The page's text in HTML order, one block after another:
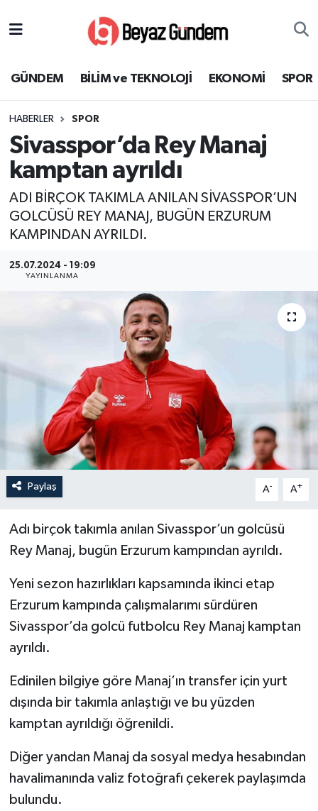
GÜNDEM BİLİM ve TEKNOLOJİ EKONOMİ SPOR
HABERLER SPOR
Sivasspor’da Rey Manaj
kamptan ayrıldı
ADI BİRÇOK TAKIMLA ANILAN SİVASSPOR’UN
GOLCÜSÜ REY MANAJ, BUGÜN ERZURUM
KAMPINDAN AYRILDI.
25.07.2024 - 19:09
YAYINLANMA
Paylaş A- A+
Adı birçok takımla anılan Sivasspor’un golcüsü
Rey Manaj, bugün Erzurum kampından ayrıldı.
Yeni sezon hazırlıkları kapsamında ikinci etap
Erzurum kampında çalışmalarımı sürdüren
Sivasspor’da golcü futbolcu Rey Manaj kamptan
ayrıldı.
Edinilen bilgiye göre Manaj’ın transfer için yurt
dışında bir takımla anlaştığı ve bu yüzden
kamptan ayrıldığı öğrenildi.
Diğer yandan Manaj da sosyal medya hesabından
havalimanında valiz fotoğrafı çekerek paylaşımda
bulundu.
EKONOMİ
SAĞLIK
EĞİTİM
KÜLTÜR SANAT
Süper Lig Puan Durumu ve Fikstür
Tüm Manşetler
Son Dakika Haberleri
Haber Arşivi